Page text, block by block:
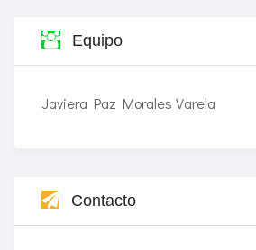
Equipo
Javiera Paz Morales Varela
Contacto